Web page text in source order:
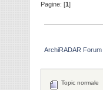
Pagine: [1 ]
ArchiRADAR Forum
Topic normale